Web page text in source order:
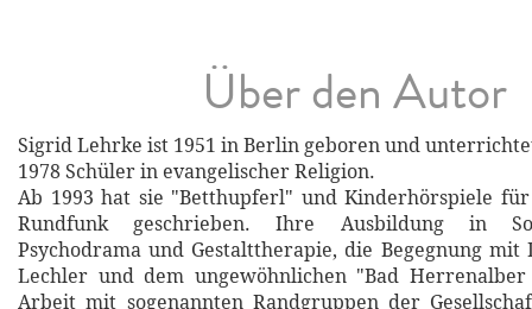
Über den Autor
Sigrid Lehrke ist 1951 in Berlin geboren und
1978 Schüler in evangelischer Religion.
Ab 1993 hat sie "Betthupferl" und Kinderhörspiele für
Rundfunk geschrieben. Ihre Ausbildung in
Psychodrama und Gestalttherapie, die Begegnung
Lechler und dem ungewöhnlichen "Bad
Arbeit mit sogenannten Randgruppen der